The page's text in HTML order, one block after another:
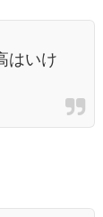
はいけ